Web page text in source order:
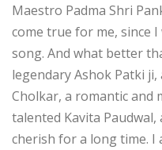
Maestro Padma Shri
come true for me, since
song. And what better
legendary Ashok Patki
Cholkar, a romantic and
talented Kavita
cherish for a long time. I